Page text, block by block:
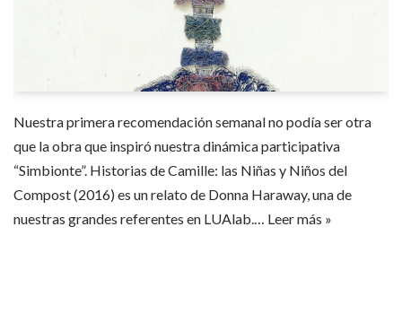
Nuestra primera recomendación semanal no podía ser otra
que la obra que inspiró nuestra dinámica participativa
“Simbionte”. Historias de Camille: las Niñas y Niños del
Compost (2016) es un relato de Donna Haraway, una de
nuestras grandes referentes en LUAlab.… Leer más »